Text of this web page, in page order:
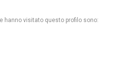
hanno visitato questo profilo sono: